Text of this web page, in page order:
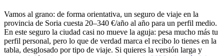
Vamos al grano: de forma orientativa, un seguro de viaje en la
provincia de Soria cuesta 20–340 €/año al año para un perfil medio.
En este seguro la ciudad casi no mueve la aguja: pesa mucho más tu
perfil personal, pero lo que de verdad marca el recibo lo tienes en la
tabla, desglosado por tipo de viaje. Si quieres la versión larga y